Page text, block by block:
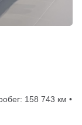
158 743 км •